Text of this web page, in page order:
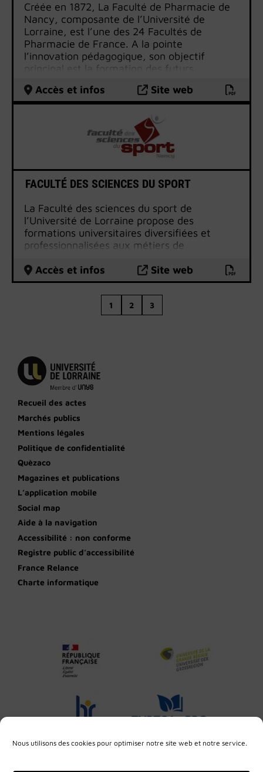
Nous utilisons des cookies pour optimiser notre site web et notre service.
spécialités (3ème cycle).
La faculté forme les sages-femmes (diplôme
d’Etat) ainsi que les professionnels
paramédicaux (diplôme d’Etat
d’orthophoniste, d’Infirmier en Pratique
Plus largement, la faculté propose des
formations permettant de se former aux
métiers de la santé : licence et master en
Ingénierie pour la Santé, master Santé et
master Santé Publique.
Créée en 1872, La Faculté de Pharmacie de
Nancy, composante de l’Université de
Lorraine, est l’une des 24 Facultés de
Pharmacie de France. A la pointe
l’innovation pédagogique, son objectif
principal est la formation des futurs
santé, les pharmaciens.
Accès et infos Site web
FACULTÉ DES SCIENCES DU SPORT
La Faculté des sciences du sport de
l’Université de Lorraine propose des
formations universitaires diversifiées et
professionnalisées aux métiers de
activités physiques et sportives.
Accès et infos Site web
1 2 3
Recueil des actes
Marchés publics
Mentions légales
Politique de confidentialité
Quèzaco
Magazines et publications
L’application mobile
Social map
Aide à la navigation
Accessibilité : non conforme
Registre public d’accessibilité
France Relance
Charte informatique